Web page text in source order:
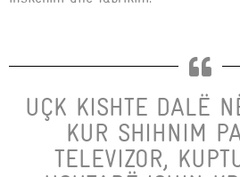
UÇK KISHTE DALË
KUR SHIHNIM
TELEVIZOR,